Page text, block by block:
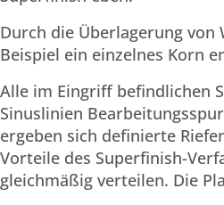
Durch die Überlagerung
Beispiel ein einzelnes Korn
Alle im Eingriff befindlichen
Sinuslinien
ergeben sich definierte
Vorteile des Superfinish-
gleichmäßig verteilen. Die